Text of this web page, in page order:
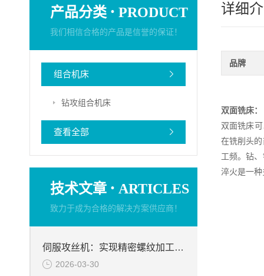
产品分类 · PRODUCT
我们相信合格的产品是信誉的保证！
组合机床
钻攻组合机床
查看全部
技术文章 · ARTICLES
致力于成为合格的解决方案供应商！
伺服攻丝机：实现精密螺纹加工的“智能工匠”
2026-03-30
详细
品牌
双面铣床：
双面铣床
在铣削头
工频。钻
淬火是一